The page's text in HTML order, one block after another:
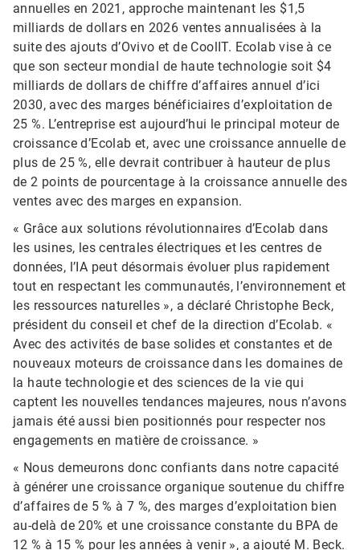
annuelles en 2021, approche maintenant les $1,5
milliards de dollars en 2026 ventes annualisées à la
suite des ajouts d’Ovivo et de CoolIT. Ecolab vise à ce
que son secteur mondial de haute technologie soit $4
milliards de dollars de chiffre d’affaires annuel d’ici
2030, avec des marges bénéficiaires d’exploitation de
25 %. L’entreprise est aujourd’hui le principal moteur de
croissance d’Ecolab et, avec une croissance annuelle de
plus de 25 %, elle devrait contribuer à hauteur de plus
de 2 points de pourcentage à la croissance annuelle des
ventes avec des marges en expansion.
« Grâce aux solutions révolutionnaires d’Ecolab dans
les usines, les centrales électriques et les centres de
données, l’IA peut désormais évoluer plus rapidement
tout en respectant les communautés, l’environnement et
les ressources naturelles », a déclaré Christophe Beck,
président du conseil et chef de la direction d’Ecolab. «
Avec des activités de base solides et constantes et de
nouveaux moteurs de croissance dans les domaines de
la haute technologie et des sciences de la vie qui
captent les nouvelles tendances majeures, nous n’avons
jamais été aussi bien positionnés pour respecter nos
engagements en matière de croissance. »
« Nous demeurons donc confiants dans notre capacité
à générer une croissance organique soutenue du chiffre
d’affaires de 5 % à 7 %, des marges d’exploitation bien
au-delà de 20% et une croissance constante du BPA de
12 % à 15 % pour les années à venir », a ajouté M. Beck.